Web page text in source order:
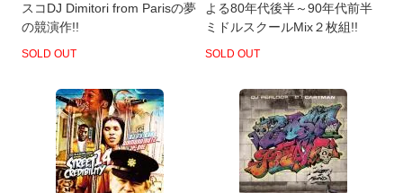
スコDJ Dimitori from Parisの夢
の競演作!!
SOLD OUT
よる80年代後半～90年代前半
ミドルスクールMix２枚組!!
SOLD OUT